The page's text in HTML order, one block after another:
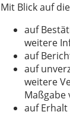
Mit Blick auf
auf
weitere
auf
auf
weitere
Maßgabe
auf